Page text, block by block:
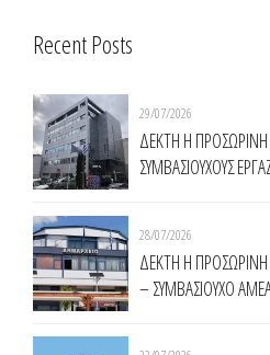
Recent Posts
29/07/2026
ΔΕΚΤΗ Η ΠΡΟΣΩΡΙΝΗ
ΣΥΜΒΑΣΙΟΥΧΟΥΣ
28/07/2026
ΔΕΚΤΗ Η
– ΣΥΜΒΑΣΙΟΥΧΟ